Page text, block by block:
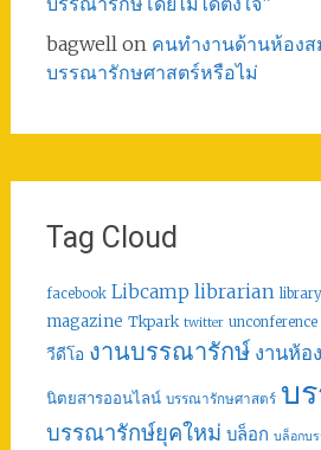
bagwellon คนทำงานด้านห้องส
บรรณารักษศาสตร์หรือไม่
Tag Cloud
facebook Libcamp librarian library
magazine Tkpark twitter unconference
วีดีโอ งานบรรณารักษ์ งานห้อ
นิตยสารออนไลน์ บรรณารักษศาสตร์ บ
บรรณารักษ์ยุคใหม่ บล็อก บล็อกบ